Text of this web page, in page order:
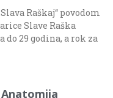
Raškaj“ povodom
Slave Raška
29 godina, a rok za